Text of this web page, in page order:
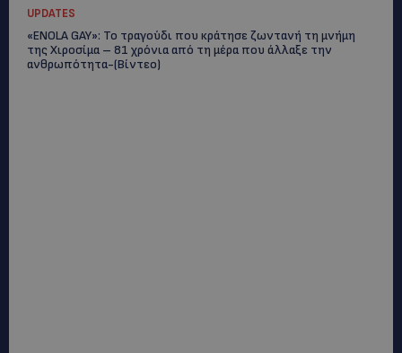
UPDATES
«ENOLA GAY»: Το τραγούδι που κράτησε ζωντανή τη μνήμη
της Χιροσίμα – 81 χρόνια από τη μέρα που άλλαξε την
ανθρωπότητα-(Bίντεο)